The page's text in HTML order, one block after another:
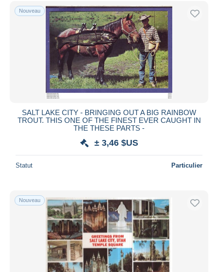
Uniquement en réduction
Livraison gratuite
Méthodes de paiement
PayPal
Virement bancaire
Visa
Mastercard
iDeal
Maestro
Résidence du vendeur
Appliquer
Nouveau
SALT LAKE CITY - BRINGING OUT A BIG RAINBOW
TROUT. THIS ONE OF THE FINEST EVER CAUGHT IN
THE THESE PARTS -
± 3,46 $US
Statut Particulier
Nouveau